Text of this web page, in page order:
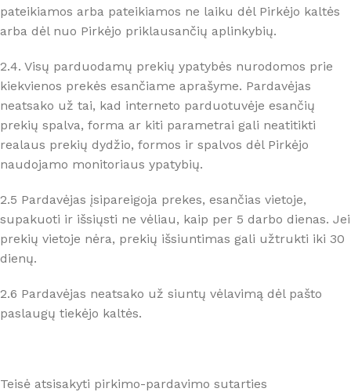
pateikiamos arba pateikiamos ne laiku dėl Pirkėjo kaltės
arba dėl nuo Pirkėjo priklausančių aplinkybių.
2.4. Visų parduodamų prekių ypatybės nurodomos prie
kiekvienos prekės esančiame aprašyme. Pardavėjas
neatsako už tai, kad interneto parduotuvėje esančių
prekių spalva, forma ar kiti parametrai gali neatitikti
realaus prekių dydžio, formos ir spalvos dėl Pirkėjo
naudojamo monitoriaus ypatybių.
2.5 Pardavėjas įsipareigoja prekes, esančias vietoje,
supakuoti ir išsiųsti ne vėliau, kaip per 5 darbo dienas. Jei
prekių vietoje nėra, prekių išsiuntimas gali užtrukti iki 30
dienų.
2.6 Pardavėjas neatsako už siuntų vėlavimą dėl pašto
paslaugų tiekėjo kaltės.
Teisė atsisakyti pirkimo-pardavimo sutarties